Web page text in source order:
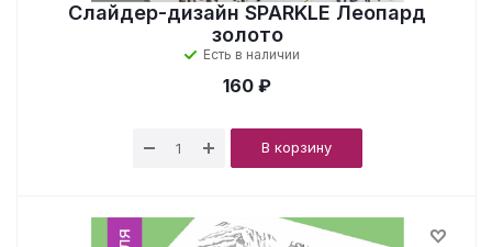
Слайдер-дизайн SPARKLE Леопард
золото
Есть в наличии
160 ₽
В корзину